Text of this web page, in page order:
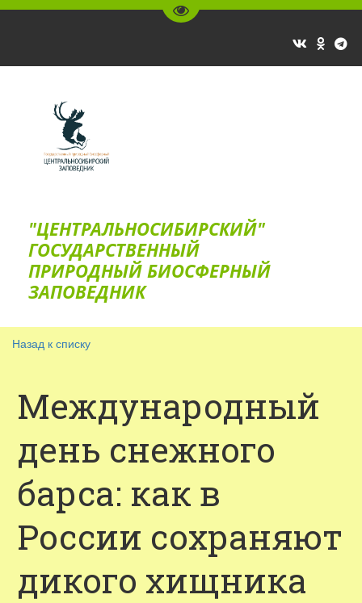
Перейти на версию для
"ЦЕНТРАЛЬНОСИБИРСКИЙ"
ГОС­УДАРСТВЕННЫЙ
ПРИРОДНЫЙ БИОСФЕРНЫЙ
ЗАПОВЕДНИК
Назад к списку
Международный
день снежного
барса: как в
России сохраняют
дикого хищника